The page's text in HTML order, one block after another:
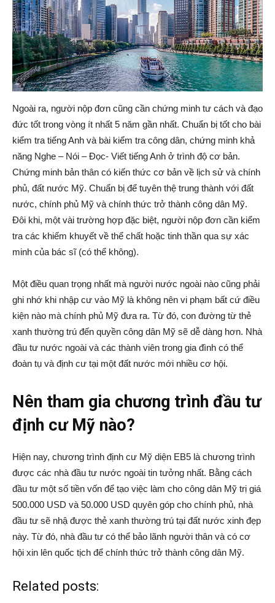
Ngoài ra, người nộp đơn cũng cần chứng minh tư cách và đạo
đức tốt trong vòng ít nhất 5 năm gần nhất. Chuẩn bị tốt cho bài
kiểm tra tiếng Anh và bài kiểm tra công dân, chứng minh khả
năng Nghe – Nói – Đọc- Viết tiếng Anh ở trình độ cơ bản.
Chứng minh bản thân có kiến thức cơ bản về lịch sử và chính
phủ, đất nước Mỹ. Chuẩn bị để tuyên thệ trung thành với đất
nước, chính phủ Mỹ và chính thức trở thành công dân Mỹ.
Đôi khi, một vài trường hợp đặc biệt, người nộp đơn cần kiểm
tra các khiếm khuyết về thể chất hoặc tinh thần qua sự xác
minh của bác sĩ (có thể không).
Một điều quan trọng nhất mà người nước ngoài nào cũng phải
ghi nhớ khi nhập cư vào Mỹ là không nên vi phạm bất cứ điều
kiện nào mà chính phủ Mỹ đưa ra. Từ đó, con đường từ thẻ
xanh thường trú đến quyền công dân Mỹ sẽ dễ dàng hơn. Nhà
đầu tư nước ngoài và các thành viên trong gia đình có thể
đoàn tụ và định cư tại một đất nước mới nhiều cơ hội.
Nên tham gia chương trình đầu tư
định cư Mỹ nào?
Hiện nay, chương trình định cư Mỹ diện EB5 là chương trình
được các nhà đầu tư nước ngoài tin tưởng nhất. Bằng cách
đầu tư một số tiền vốn để tạo việc làm cho công dân Mỹ trị giá
500.000 USD và 50.000 USD quyên góp cho chính phủ, nhà
đầu tư sẽ nhậ được thẻ xanh thường trú tại đất nước xinh đẹp
này. Từ đó, nhà đầu tư có thể bảo lãnh người thân và có cơ
hội xin lên quốc tịch để chính thức trở thành công dân Mỹ.
Related posts: